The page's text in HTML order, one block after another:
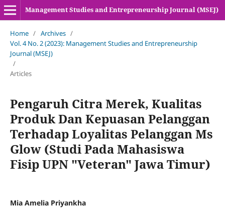
Management Studies and Entrepreneurship Journal (MSEJ)
Home / Archives /
Vol. 4 No. 2 (2023): Management Studies and Entrepreneurship
Journal (MSEJ)
/
Articles
Pengaruh Citra Merek, Kualitas
Produk Dan Kepuasan Pelanggan
Terhadap Loyalitas Pelanggan Ms
Glow (Studi Pada Mahasiswa
Fisip UPN "Veteran" Jawa Timur)
Mia Amelia Priyankha